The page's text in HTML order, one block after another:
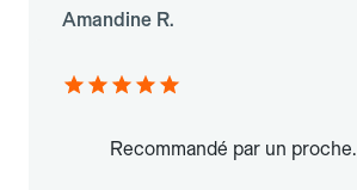
Amandine R.
Recommandé par un proche.